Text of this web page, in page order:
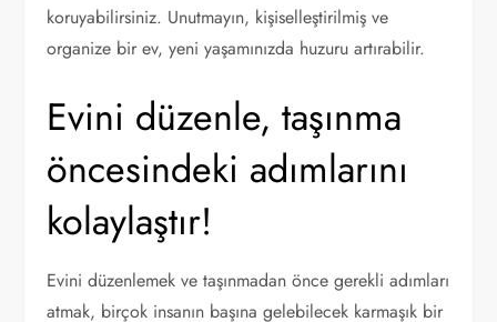
koruyabilirsiniz. Unutmayın, kişiselleştirilmiş ve
organize bir ev, yeni yaşamınızda huzuru artırabilir.
Evini düzenle, taşınma
öncesindeki adımlarını
kolaylaştır!
Evini düzenlemek ve taşınmadan önce gerekli adımları
atmak, birçok insanın başına gelebilecek karmaşık bir